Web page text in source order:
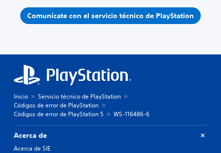
Comunícate con el servicio técnico de PlayStation
Inicio
Servicio técnico de PlayStation
Códigos de error de PlayStation
Códigos de error de PlayStation 5
WS-116486-6
Acerca de
Acerca de SIE